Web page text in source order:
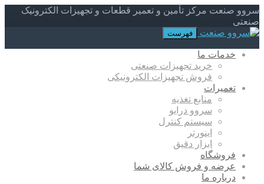
سروو صنعت مرکز تأمین و تعمیر قطعات و تجهیزات الکترونیک
صنعتی
فهرست
خدمات ما
خرید تجهیزات صنعتی
فروش تجهیزات الکترونیکی
تعمیرات
منابع تغذیه
سروو درایو
سیستم کنترل
اینورتر
ابزار دقیق
فروشگاه
عرضه و فروش کالای شما
درباره ما